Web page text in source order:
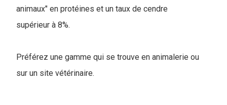
animaux" en protéines et un taux de cendre
supérieur à 8%.
Préférez une gamme qui se trouve en animalerie ou
sur un site vétérinaire.